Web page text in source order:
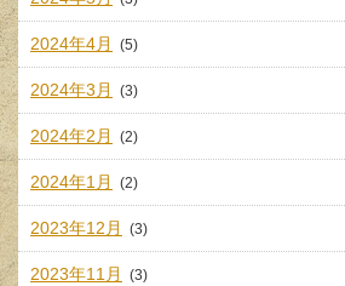
2024年4月 (5)
2024年3月 (3)
2024年2月 (2)
2024年1月 (2)
2023年12月 (3)
2023年11月 (3)